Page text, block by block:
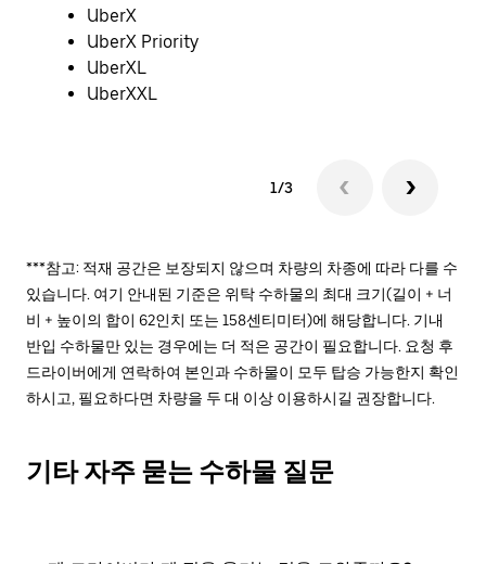
UberX
UberX Priority
UberXL
UberXXL
1/3
***참고: 적재 공간은 보장되지 않으며 차량의 차종에 따라 다를 수
있습니다. 여기 안내된 기준은 위탁 수하물의 최대 크기(길이 + 너
비 + 높이의 합이 62인치 또는 158센티미터)에 해당합니다. 기내
반입 수하물만 있는 경우에는 더 적은 공간이 필요합니다. 요청 후
드라이버에게 연락하여 본인과 수하물이 모두 탑승 가능한지 확인
하시고, 필요하다면 차량을 두 대 이상 이용하시길 권장합니다.
기타 자주 묻는 수하물 질문